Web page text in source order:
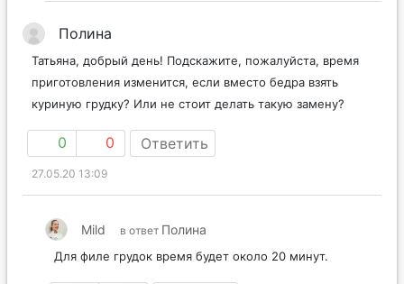
Полина
Татьяна, добрый день! Подскажите, пожалуйста, время
приготовления изменится, если вместо бедра взять
куриную грудку? Или не стоит делать такую замену?
0 0 Ответить
27.05.20 13:09
Mild в ответ Полина
Для филе грудок время будет около 20 минут.